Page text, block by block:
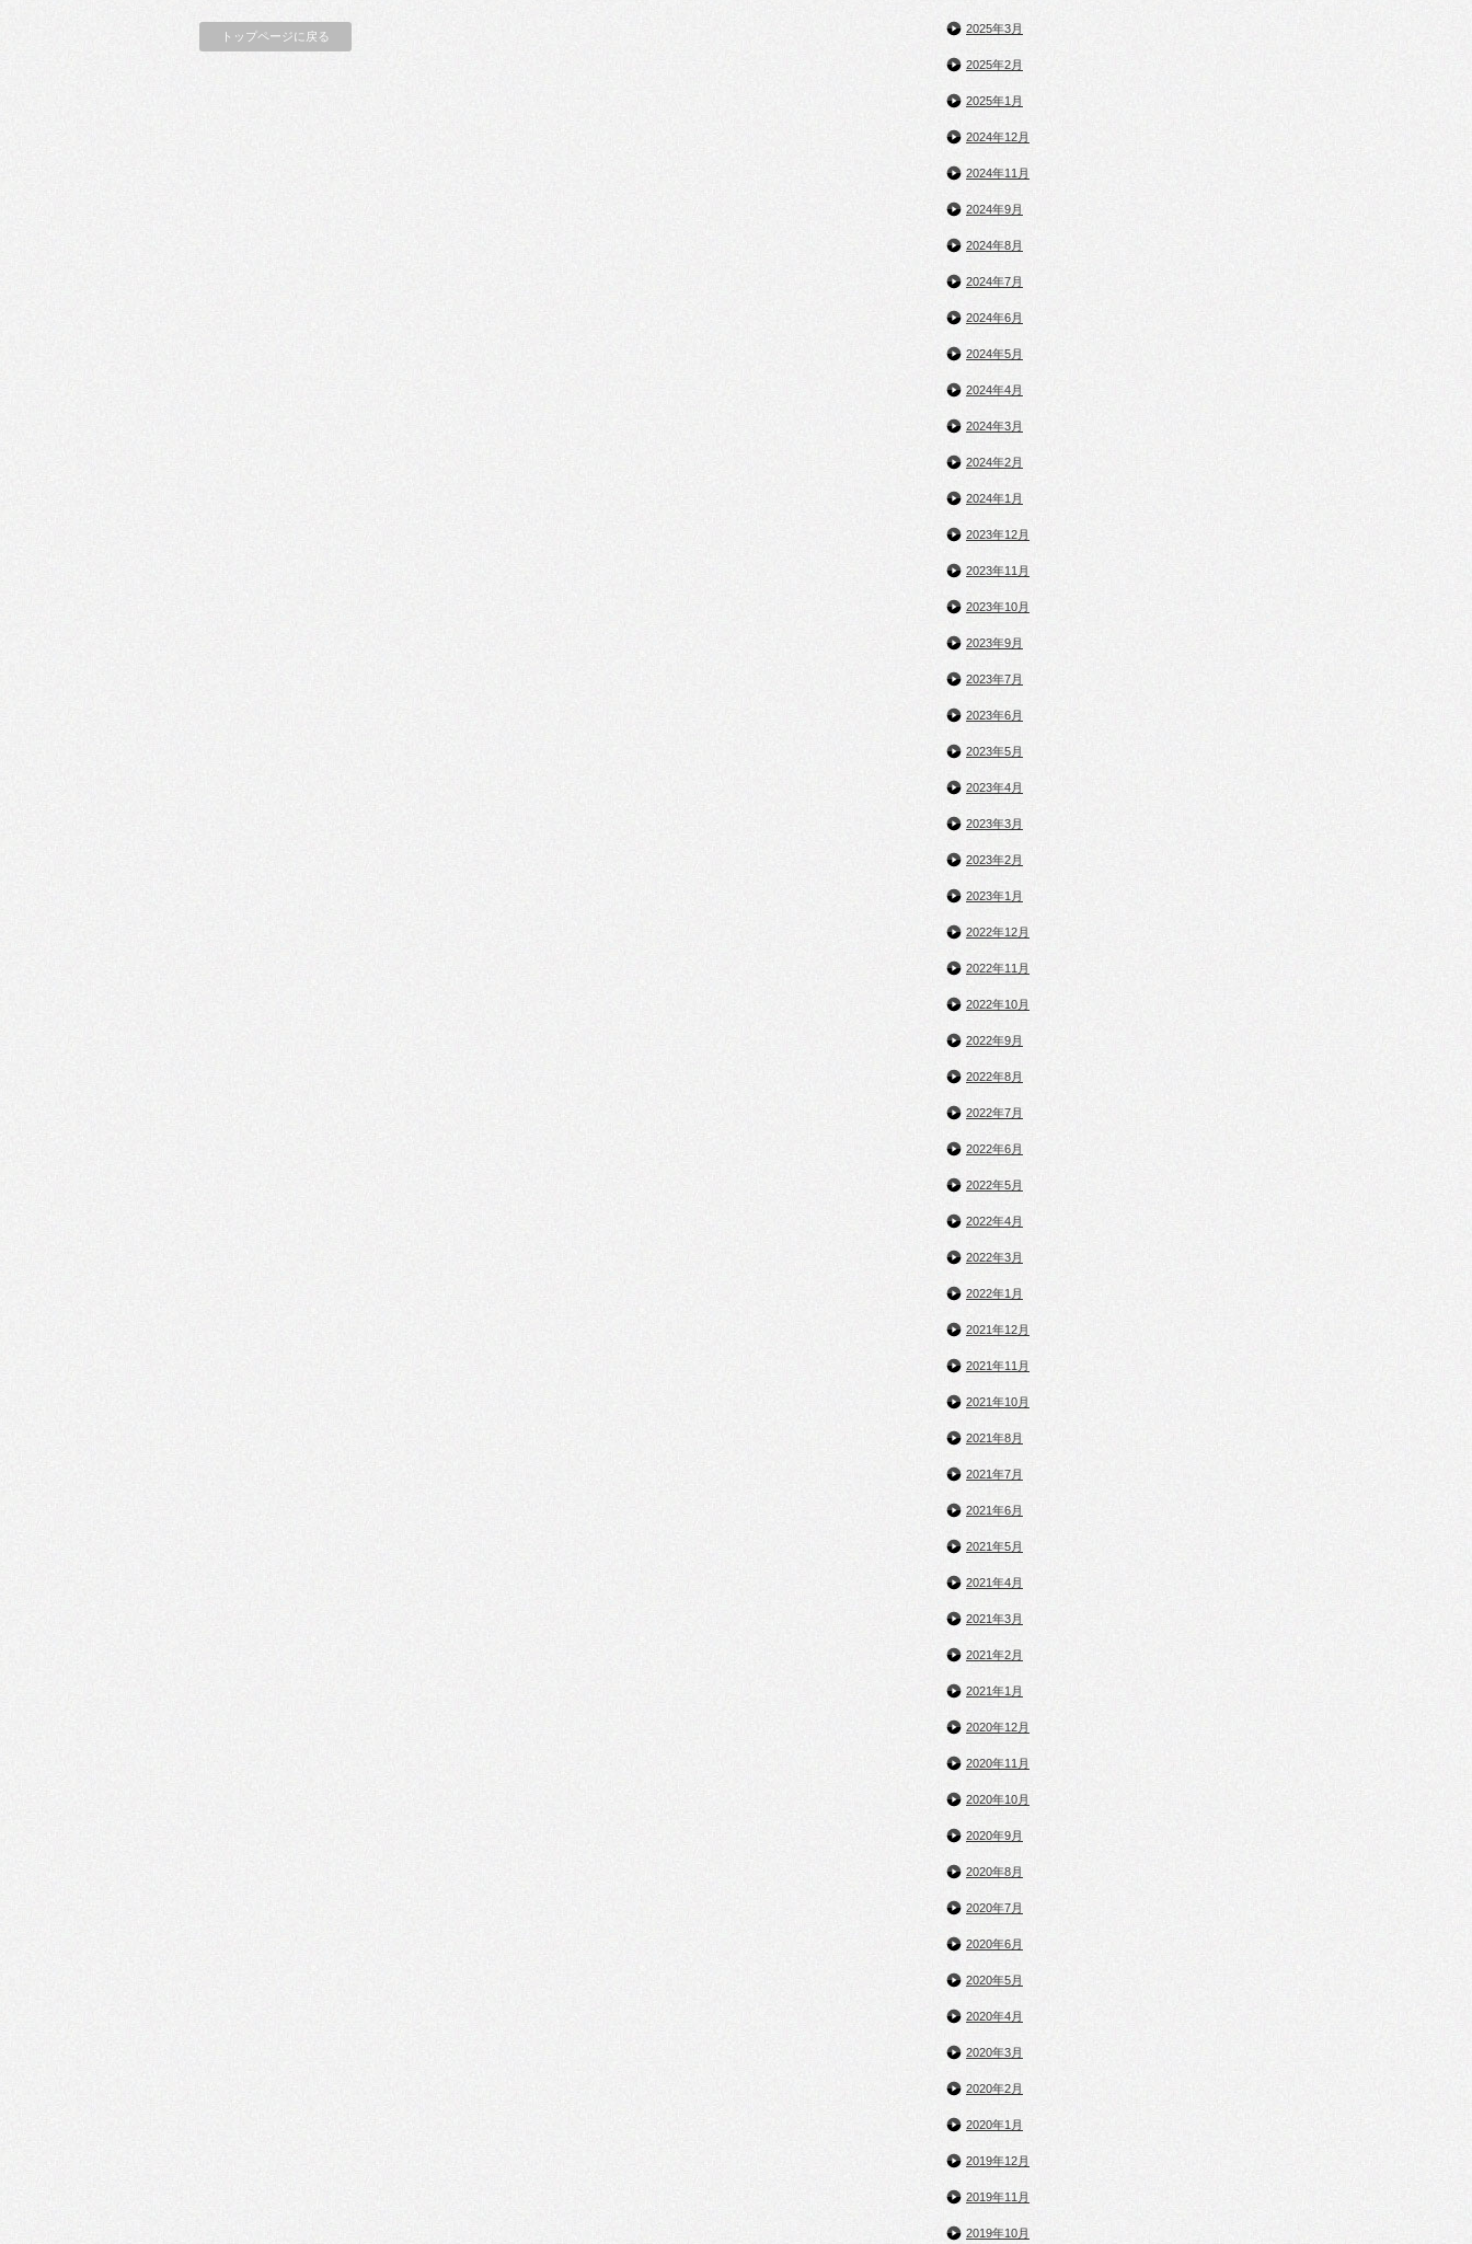
トップページに戻る
2025年3月
2025年2月
2025年1月
2024年12月
2024年11月
2024年9月
2024年8月
2024年7月
2024年6月
2024年5月
2024年4月
2024年3月
2024年2月
2024年1月
2023年12月
2023年11月
2023年10月
2023年9月
2023年7月
2023年6月
2023年5月
2023年4月
2023年3月
2023年2月
2023年1月
2022年12月
2022年11月
2022年10月
2022年9月
2022年8月
2022年7月
2022年6月
2022年5月
2022年4月
2022年3月
2022年1月
2021年12月
2021年11月
2021年10月
2021年8月
2021年7月
2021年6月
2021年5月
2021年4月
2021年3月
2021年2月
2021年1月
2020年12月
2020年11月
2020年10月
2020年9月
2020年8月
2020年7月
2020年6月
2020年5月
2020年4月
2020年3月
2020年2月
2020年1月
2019年12月
2019年11月
2019年10月